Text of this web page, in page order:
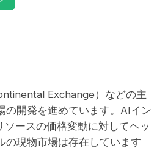
Exchange）などの主
の開発を進めています。AIイン
ースの価格変動に対してヘッ
の現物市場は存在しています